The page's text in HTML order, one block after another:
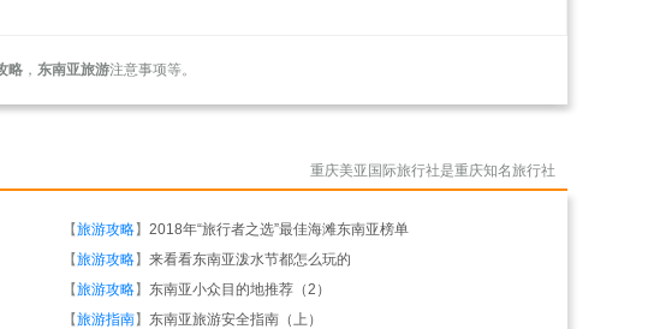
略 ， 东南亚旅游注意事项等。
重庆美亚国际旅行社是重庆知名旅行社
【旅游攻略】 2018年“旅行者之选”最佳海滩东南亚榜单
【旅游攻略】 来看看东南亚泼水节都怎么玩的
【旅游攻略】 东南亚小众目的地推荐（2）
【旅游指南】 东南亚旅游安全指南（上）